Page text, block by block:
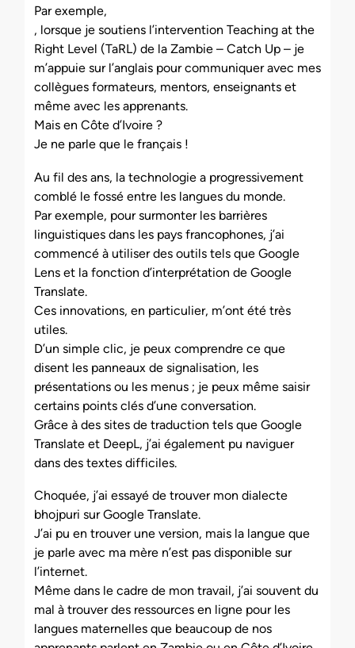
Par exemple,
, lorsque je soutiens l’intervention Teaching at the
Right Level (TaRL) de la Zambie – Catch Up – je
m’appuie sur l’anglais pour communiquer avec mes
collègues formateurs, mentors, enseignants et
même avec les apprenants.
Mais en Côte d’Ivoire ?
Je ne parle que le français !
Au fil des ans, la technologie a progressivement
comblé le fossé entre les langues du monde.
Par exemple, pour surmonter les barrières
linguistiques dans les pays francophones, j’ai
commencé à utiliser des outils tels que Google
Lens et la fonction d’interprétation de Google
Translate.
Ces innovations, en particulier, m’ont été très
utiles.
D’un simple clic, je peux comprendre ce que
disent les panneaux de signalisation, les
présentations ou les menus ; je peux même saisir
certains points clés d’une conversation.
Grâce à des sites de traduction tels que Google
Translate et DeepL, j’ai également pu naviguer
dans des textes difficiles.
Choquée, j’ai essayé de trouver mon dialecte
bhojpuri sur Google Translate.
J’ai pu en trouver une version, mais la langue que
je parle avec ma mère n’est pas disponible sur
l’internet.
Même dans le cadre de mon travail, j’ai souvent du
mal à trouver des ressources en ligne pour les
langues maternelles que beaucoup de nos